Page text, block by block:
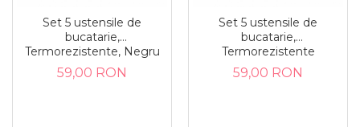
Set 5 ustensile de
bucatarie,
Termorezistente, Negru
59,00 RON
Set 5 ustensile de
bucatarie,
Termorezistente
59,00 RON